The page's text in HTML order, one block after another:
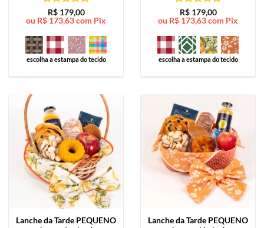
Avaliação5
de 5
R$179,00
ou R$ 173,63com Pix
escolha a estampa do tecido
Avaliação5
de 5
R$179,00
ou R$ 173,63com Pix
escolha a estampa do tecido
Lanche da Tarde PEQUENO
Lanche da Tarde PEQUENO